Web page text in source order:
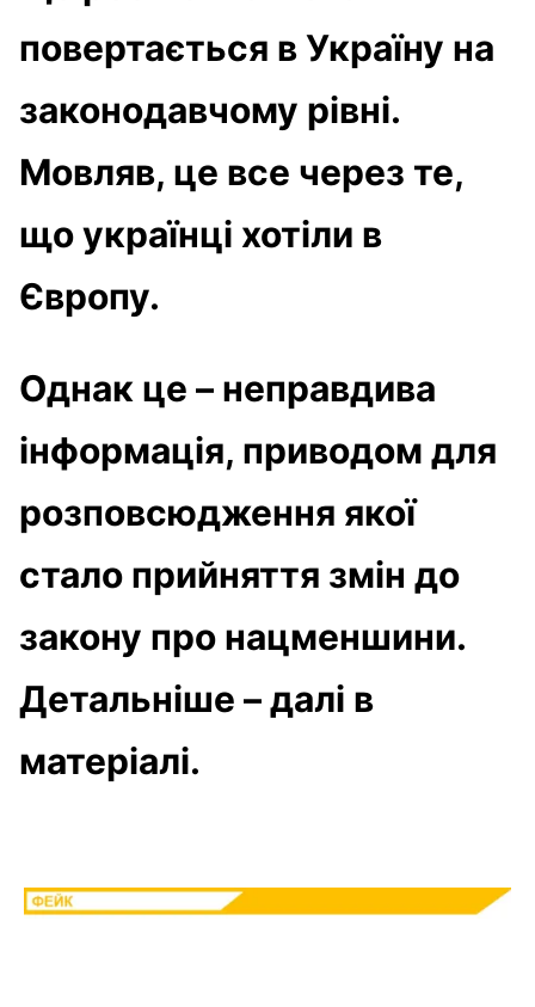
повертається в Україну на
законодавчому рівні.
Мовляв, це все через те,
що українці хотіли в
Європу.
Однак це – неправдива
інформація, приводом для
розповсюдження якої
стало прийняття змін до
закону про нацменшини.
Детальніше – далі в
матеріалі.